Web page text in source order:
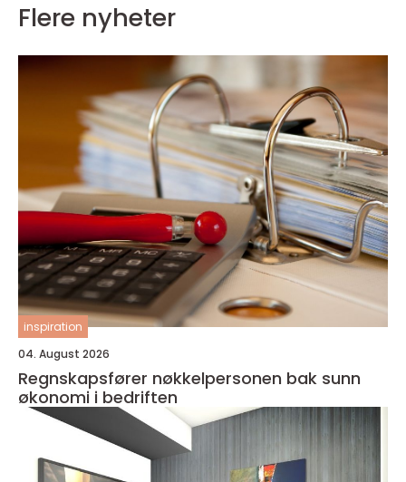
Flere nyheter
inspiration
04. August 2026
Regnskapsfører nøkkelpersonen bak sunn
økonomi i bedriften